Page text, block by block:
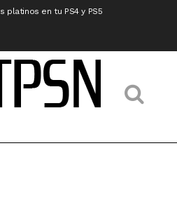
platinos en tu PS4 y PS5